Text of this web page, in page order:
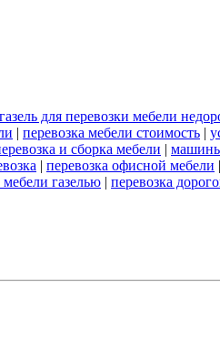
газель для перевозки мебели
| перевозка мебели стоимость |
и сборка мебели | машины
| перевозка офисной мебели |
мебели газелью | перевозка